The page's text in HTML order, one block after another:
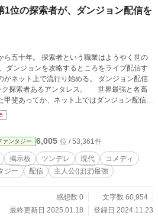
1位の探索者が、ダンジョン配信を
業はようやく世の
上で流行り始める。 ダンジョン配信
ク探索者あるアンタレス。 世界最強と名高
甲斐あってか、ネット上ではダンジョン配信ブ
ョン配信を始めることにするのだった。 ※
ァンタジー 6,005 位 / 53,361件
掲示板 ツンデレ 現代
コメディ
ジー
配信 主人公(ほぼ)最強
感想数 0
文字数 60,954
最終更新日 2025.01.18
登録日 2024.11.23